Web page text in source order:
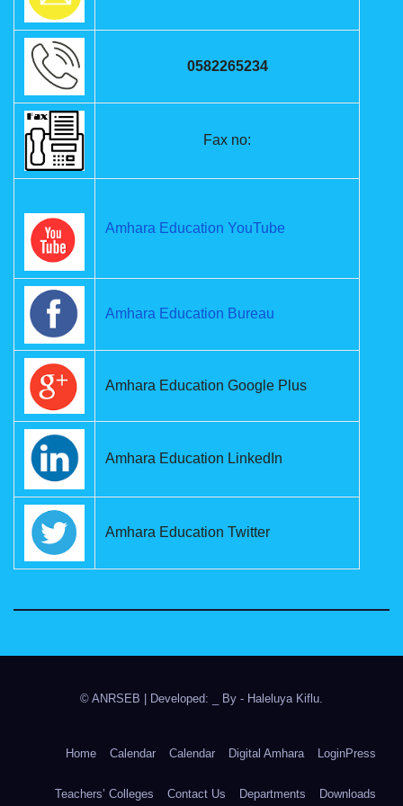
0582265234
Fax no:
Amhara Education YouTube
Amhara Education Bureau
Amhara Education Google Plus
Amhara Education LinkedIn
Amhara Education Twitter
© ANRSEB Developed: _ By - Haleluya Kiflu.
Home Calendar Calendar Digital Amhara LoginPress
Teachers’ Colleges Contact Us Departments Downloads